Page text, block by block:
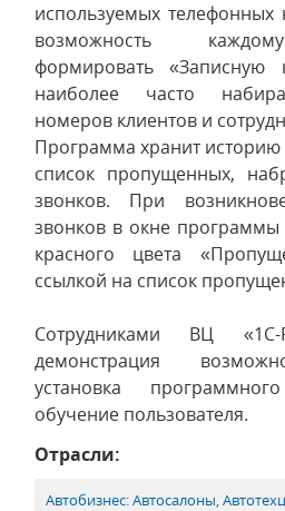
используемых телефонных
возможность
формировать «Записную
наиболее часто
номеров клиентов и
Программа хранит
список пропущенных,
звонков. При
звонков в окне программы
красного цвета
ссылкой на список
Сотрудниками ВЦ «1С-
демонстрация
установка
обучение пользователя.
Отрасли:
Автобизнес: Автосалоны,